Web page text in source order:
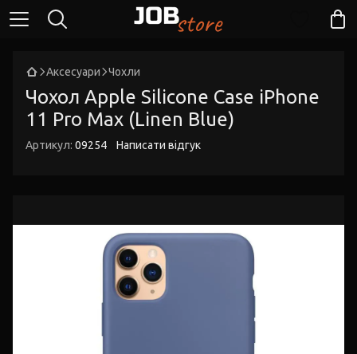
Аксесуари Чохли
Чохол Apple Silicone Case iPhone
11 Pro Max (Linen Blue)
Артикул: 09254 Написати відгук